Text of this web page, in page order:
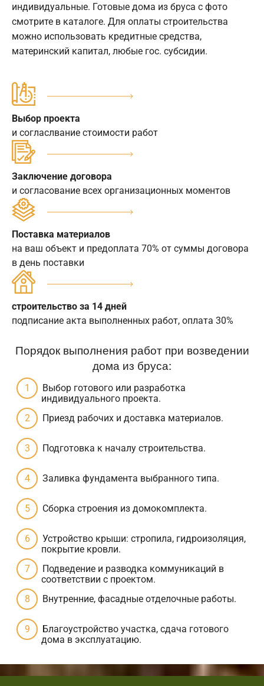
индивидуальные. Готовые дома из бруса с фото
смотрите в каталоге. Для оплаты строительства
можно использовать кредитные средства,
материнский капитал, любые гос. субсидии.
Выбор проекта
и согласлвание стоимости работ
Заключение договора
и согласование всех организационных моментов
Поставка материалов
на ваш объект и предоплата 70% от суммы договора
в день поставки
строительство за 14 дней
подписание акта выполненных работ, оплата 30%
Порядок выполнения работ при возведении
дома из бруса:
Выбор готового или разработка
индивидуального проекта.
Приезд рабочих и доставка материалов.
Подготовка к началу строительства.
Заливка фундамента выбранного типа.
Сборка строения из домокомплекта.
Устройство крыши: стропила, гидроизоляция,
покрытие кровли.
Подведение и разводка коммуникаций в
соответствии с проектом.
Внутренние, фасадные отделочные работы.
Благоустройство участка, сдача готового
дома в эксплуатацию.